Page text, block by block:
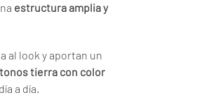
estructura amplia y
al look y aportan un
tonos tierra con color
a día.